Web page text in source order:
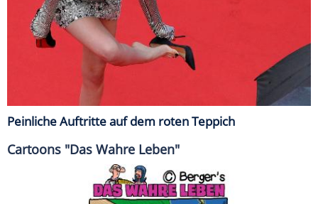
Peinliche Auftritte auf dem roten Teppich
Cartoons "Das Wahre Leben"